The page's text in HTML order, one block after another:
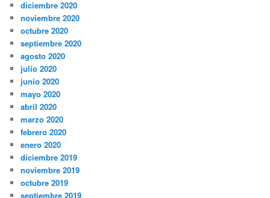
diciembre 2020
noviembre 2020
octubre 2020
septiembre 2020
agosto 2020
julio 2020
junio 2020
mayo 2020
abril 2020
marzo 2020
febrero 2020
enero 2020
diciembre 2019
noviembre 2019
octubre 2019
septiembre 2019